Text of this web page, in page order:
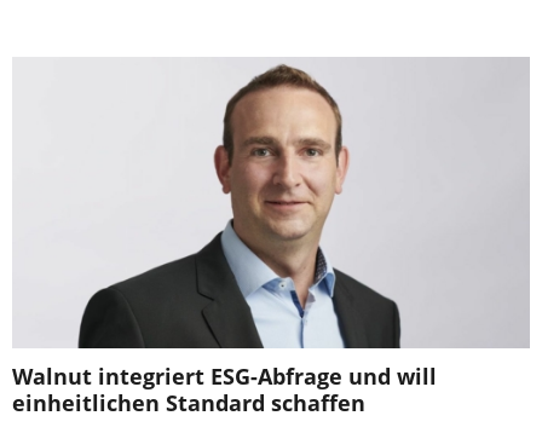
Walnut integriert ESG-Abfrage und will
einheitlichen Standard schaffen